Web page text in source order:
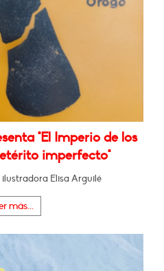
"El Imperio de los
imperfecto"
Elisa Arguilé
más...